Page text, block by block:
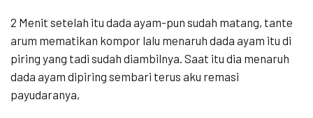
2 Menit setelah itu dada ayam-pun sudah matang, tante
arum mematikan kompor lalu menaruh dada ayam itu di
piring yang tadi sudah diambilnya. Saat itu dia menaruh
dada ayam dipiring sembari terus aku remasi
payudaranya,